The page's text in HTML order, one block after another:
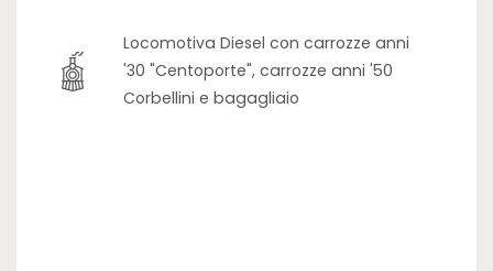
Locomotiva Diesel con carrozze anni
'30 "Centoporte", carrozze anni '50
Corbellini e bagagliaio